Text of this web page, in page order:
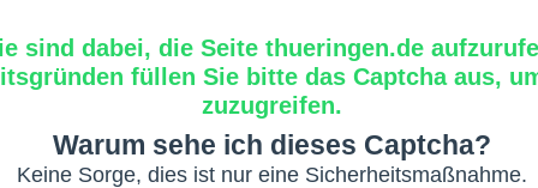
sind dabei, die Seite thueringen.de
füllen Sie bitte das Captcha aus,
zuzugreifen.
Warum sehe ich dieses Captcha?
Keine Sorge, dies ist nur eine Sicherheitsmaßnahme.